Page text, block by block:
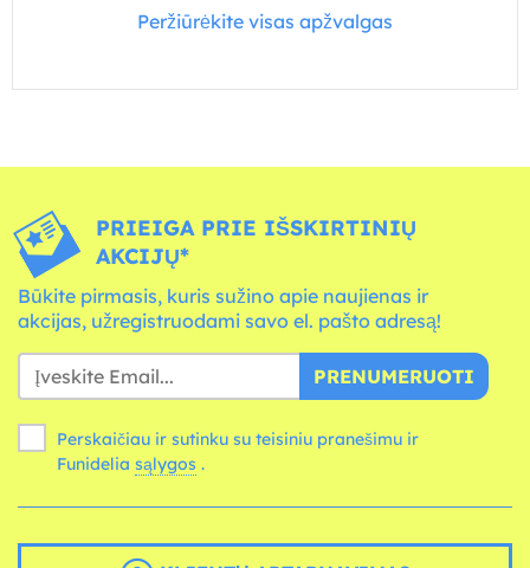
Peržiūrėkite visas apžvalgas
PRIEIGA PRIE IŠSKIRTINIŲ
AKCIJŲ*
Būkite pirmasis, kuris sužino apie naujienas ir
akcijas, užregistruodami savo el. pašto adresą!
PRENUMERUOTI
Perskaičiau ir sutinku su teisiniu pranešimu ir
Funidelia sąlygos .